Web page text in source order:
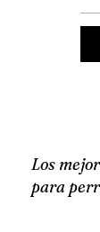
Los
para